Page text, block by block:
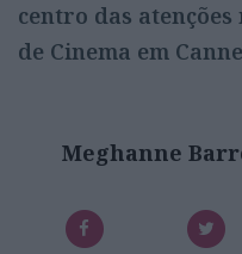
centro das
de Cinema em
Meghanne